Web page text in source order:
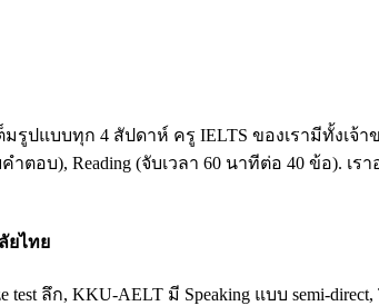
มรูปแบบทุก 4 สัปดาห์ ครู IELTS ของเรามีทั้งเ
ตอบ), Reading (จับเวลา 60 นาทีต่อ 40 ข้อ). เ
ยไทย
ลึก, KKU-AELT มี Speaking แบบ semi-